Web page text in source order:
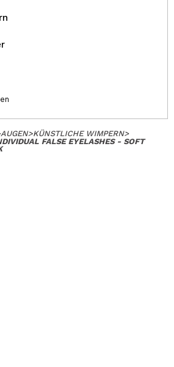
AUGEN>KÜNSTLICHE WIMPERN>
FALSE EYELASHES - SOFT